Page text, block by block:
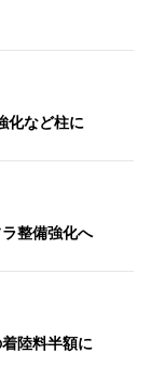
化など柱に
整備強化へ
陸料半額に